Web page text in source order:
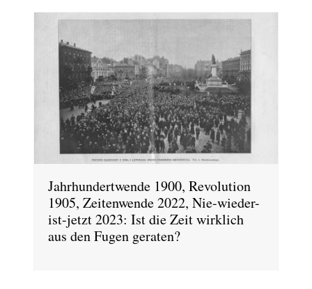
Jahrhundertwende 1900, Revolution
1905, Zeitenwende 2022, Nie-wieder-
ist-jetzt 2023: Ist die Zeit wirklich
aus den Fugen geraten?